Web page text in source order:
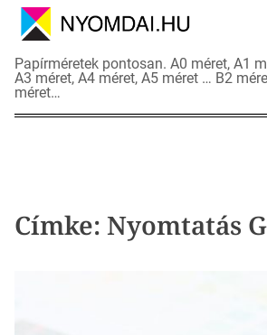
N
y
o
m
d
Papírméretek pontosan. A0 méret, A1
A3 méret, A4 méret, A5 méret … B2
méret…
Címke: Nyomtatás